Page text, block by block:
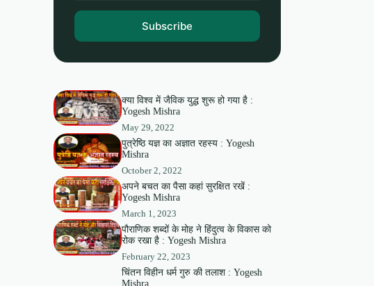
Subscribe
क्या विश्व में जैविक युद्ध शुरू हो गया है :
Yogesh Mishra
May 29, 2022
पुत्रेष्ठि यज्ञ का अज्ञात रहस्य : Yogesh
Mishra
October 2, 2022
अपने बचत का पैसा कहां सुरक्षित रखें :
Yogesh Mishra
March 1, 2023
पौराणिक शब्दों के मोह ने हिंदुत्व के विकास को
रोक रखा है : Yogesh Mishra
February 22, 2023
चिंतन विहीन धर्म गुरु की तलाश : Yogesh
Mishra